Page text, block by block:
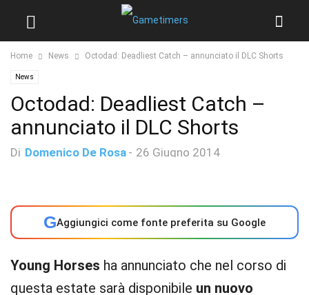
Home News Octodad: Deadliest Catch – annunciato il DLC Shorts
News
Octodad: Deadliest Catch –
annunciato il DLC Shorts
Di Domenico De Rosa - 26 Giugno 2014
GAggiungici come fonte preferita su Google
Young Horses ha annunciato che nel corso di
questa estate sarà disponibile un nuovo